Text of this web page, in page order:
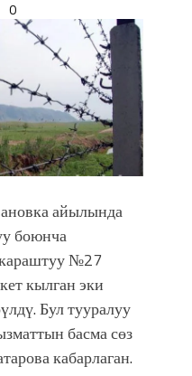
шахмат
чоң
улуу көч
Видео)
“Ала-
0
айылында
боюнча
№27
кылган эки
Бул тууралуу
басма сөз
кабарлаган.